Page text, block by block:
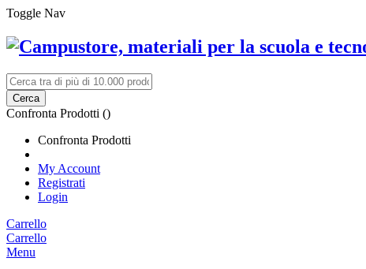
Toggle Nav
Cerca
Confronta Prodotti ()
Confronta Prodotti
My Account
Registrati
Login
Carrello
Carrello
Menu